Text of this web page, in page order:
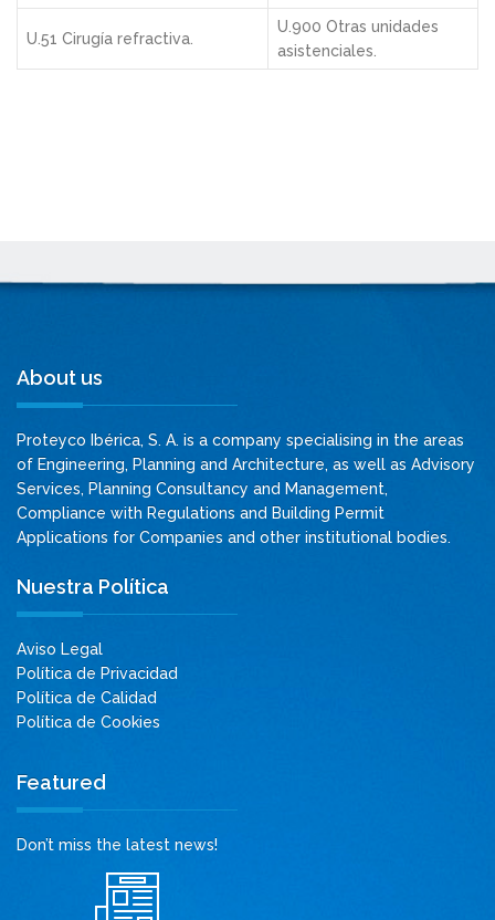
U.51 Cirugía refractiva.
U.900 Otras unidades
asistenciales.
About us
Proteyco Ibérica, S. A. is a company specialising in the areas
of Engineering, Planning and Architecture, as well as Advisory
Services, Planning Consultancy and Management,
Compliance with Regulations and Building Permit
Applications for Companies and other institutional bodies.
Nuestra Política
Aviso Legal
Política de Privacidad
Política de Calidad
Política de Cookies
Featured
Don’t miss the latest news!